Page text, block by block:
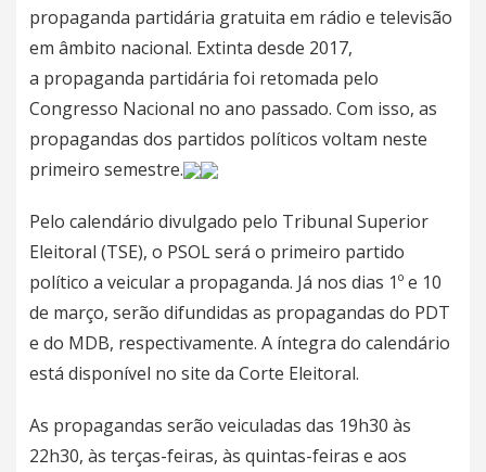
propaganda partidária gratuita em rádio e televisão
em âmbito nacional. Extinta desde 2017,
a propaganda partidária foi retomada pelo
Congresso Nacional no ano passado. Com isso, as
propagandas dos partidos políticos voltam neste
primeiro semestre.
Pelo calendário divulgado pelo Tribunal Superior
Eleitoral (TSE), o PSOL será o primeiro partido
político a veicular a propaganda. Já nos dias 1º e 10
de março, serão difundidas as propagandas do PDT
e do MDB, respectivamente. A íntegra do calendário
está disponível no site da Corte Eleitoral.
As propagandas serão veiculadas das 19h30 às
22h30, às terças-feiras, às quintas-feiras e aos